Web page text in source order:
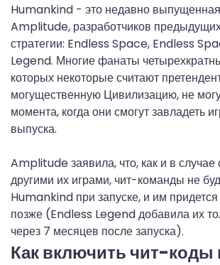
Humankind - это недавно выпущенная
Amplitude, разработчиков
стратегии: Endless Space, Endless
Legend. Многие фанаты
которых некоторые считают
могущественную Цивилизацию, не
момента, когда они смогут завладеть
выпуска.
Amplitude заявила, что, как и в
другими их играми, чит-команды не
Humankind при запуске, и им придется
позже (Endless Legend добавила их
через 7 месяцев после запуска).
Как включить чит-коды